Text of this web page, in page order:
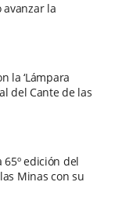
avanzar la
la ‘Lámpara
del Cante de las
edición del
Minas con su